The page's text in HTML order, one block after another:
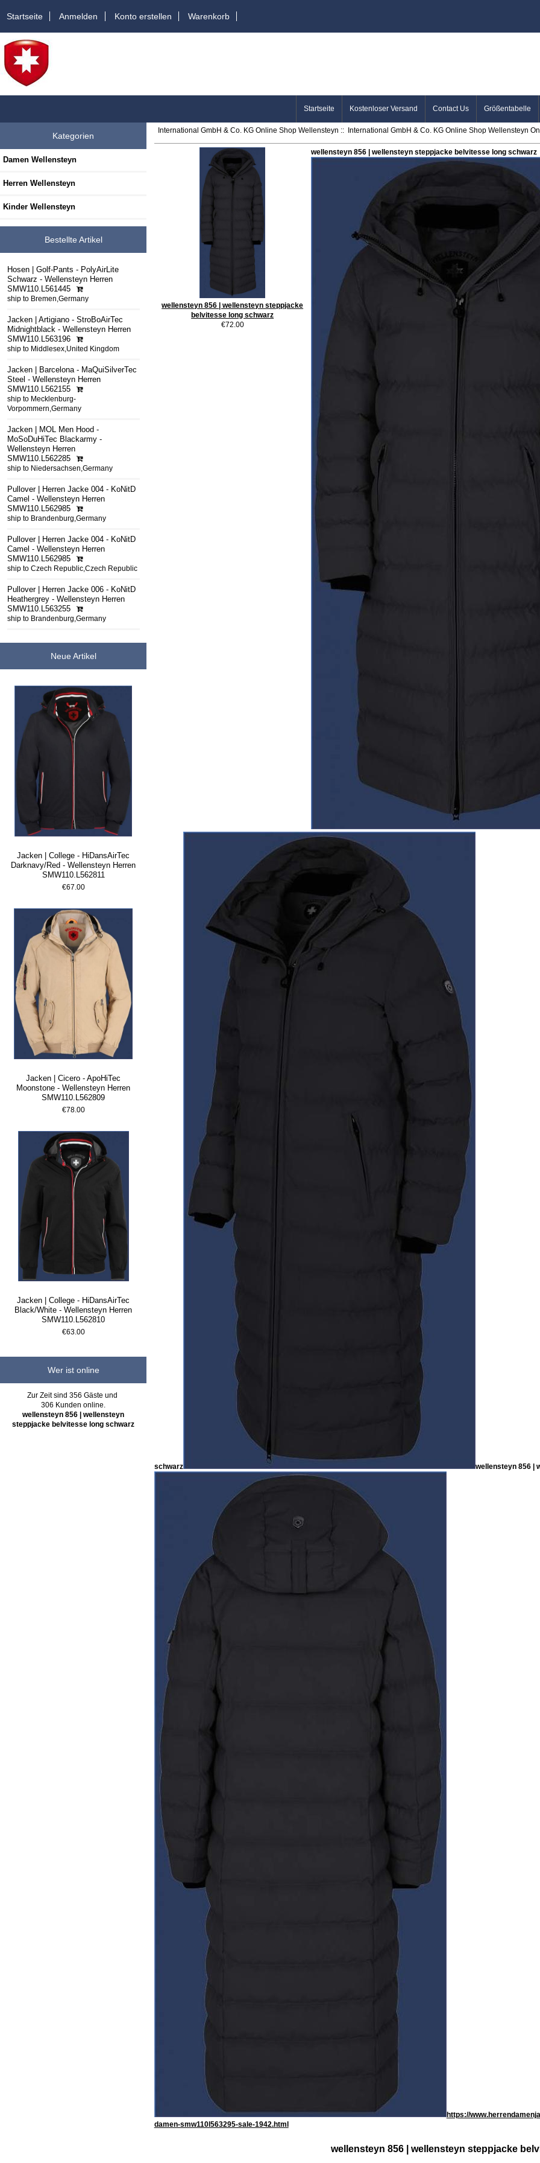
Startseite Anmelden Konto erstellen Warenkorb
Startseite Kostenloser Versand Contact Us Größentabelle
Kategorien
Damen Wellensteyn
Herren Wellensteyn
Kinder Wellensteyn
Bestellte Artikel
Hosen | Golf-Pants - PolyAirLite
Schwarz - Wellensteyn Herren
SMW110.L561445
ship to Bremen,Germany
Jacken | Artigiano - StroBoAirTec
Midnightblack - Wellensteyn Herren
SMW110.L563196
ship to Middlesex,United Kingdom
Jacken | Barcelona - MaQuiSilverTec
Steel - Wellensteyn Herren
SMW110.L562155
ship to Mecklenburg-
Vorpommern,Germany
Jacken | MOL Men Hood -
MoSoDuHiTec Blackarmy -
Wellensteyn Herren
SMW110.L562285
ship to Niedersachsen,Germany
Pullover | Herren Jacke 004 - KoNitD
Camel - Wellensteyn Herren
SMW110.L562985
ship to Brandenburg,Germany
Pullover | Herren Jacke 004 - KoNitD
Camel - Wellensteyn Herren
SMW110.L562985
ship to Czech Republic,Czech Republic
Pullover | Herren Jacke 006 - KoNitD
Heathergrey - Wellensteyn Herren
SMW110.L563255
ship to Brandenburg,Germany
Neue Artikel
Jacken | College - HiDansAirTec
Darknavy/Red - Wellensteyn Herren
SMW110.L562811
€67.00
Jacken | Cicero - ApoHiTec
Moonstone - Wellensteyn Herren
SMW110.L562809
€78.00
Jacken | College - HiDansAirTec
Black/White - Wellensteyn Herren
SMW110.L562810
€63.00
Wer ist online
Zur Zeit sind 356 Gäste und
306 Kunden online.
wellensteyn 856 | wellensteyn
steppjacke belvitesse long schwarz
International GmbH & Co. KG Online Shop Wellensteyn :: International GmbH & Co. KG Online Shop Wellensteyn
wellensteyn 856 | wellensteyn steppjacke
belvitesse long schwarz
€72.00
wellensteyn 856 | wellensteyn steppjacke belvitesse long schwarz
schwarz wellensteyn 856 |
https://
damen-smw110l563295-sale-1942.html
wellensteyn 856 | wellensteyn steppjacke